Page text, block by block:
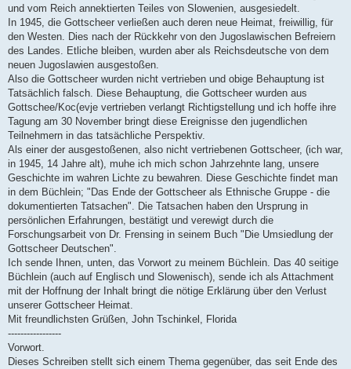
und vom Reich annektierten Teiles von Slowenien, ausgesiedelt.
In 1945, die Gottscheer verließen auch deren neue Heimat, freiwillig, für
den Westen. Dies nach der Rückkehr von den Jugoslawischen Befreiern
des Landes. Etliche bleiben, wurden aber als Reichsdeutsche von dem
neuen Jugoslawien ausgestoßen.
Also die Gottscheer wurden nicht vertrieben und obige Behauptung ist
Tatsächlich falsch. Diese Behauptung, die Gottscheer wurden aus
Gottschee/Koc(evje vertrieben verlangt Richtigstellung und ich hoffe ihre
Tagung am 30 November bringt diese Ereignisse den jugendlichen
Teilnehmern in das tatsächliche Perspektiv.
Als einer der ausgestoßenen, also nicht vertriebenen Gottscheer, (ich war,
in 1945, 14 Jahre alt), muhe ich mich schon Jahrzehnte lang, unsere
Geschichte im wahren Lichte zu bewahren. Diese Geschichte findet man
in dem Büchlein; "Das Ende der Gottscheer als Ethnische Gruppe - die
dokumentierten Tatsachen". Die Tatsachen haben den Ursprung in
persönlichen Erfahrungen, bestätigt und verewigt durch die
Forschungsarbeit von Dr. Frensing in seinem Buch "Die Umsiedlung der
Gottscheer Deutschen".
Ich sende Ihnen, unten, das Vorwort zu meinem Büchlein. Das 40 seitige
Büchlein (auch auf Englisch und Slowenisch), sende ich als Attachment
mit der Hoffnung der Inhalt bringt die nötige Erklärung über den Verlust
unserer Gottscheer Heimat.
Mit freundlichsten Grüßen, John Tschinkel, Florida
-----------------
Vorwort.
Dieses Schreiben stellt sich einem Thema gegenüber, das seit Ende des